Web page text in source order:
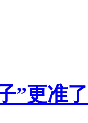
”更准